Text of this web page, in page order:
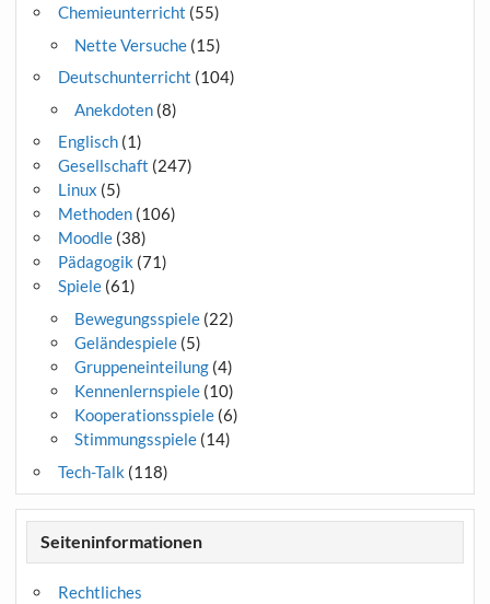
Chemieunterricht (55)
Nette Versuche(15)
Deutschunterricht (104)
Anekdoten(8)
Englisch(1)
Gesellschaft (247)
Linux (5)
Methoden(106)
Moodle(38)
Pädagogik (71)
Spiele(61)
Bewegungsspiele(22)
Geländespiele(5)
Gruppeneinteilung(4)
Kennenlernspiele(10)
Kooperationsspiele(6)
Stimmungsspiele(14)
Tech-Talk (118)
Seiteninformationen
Rechtliches